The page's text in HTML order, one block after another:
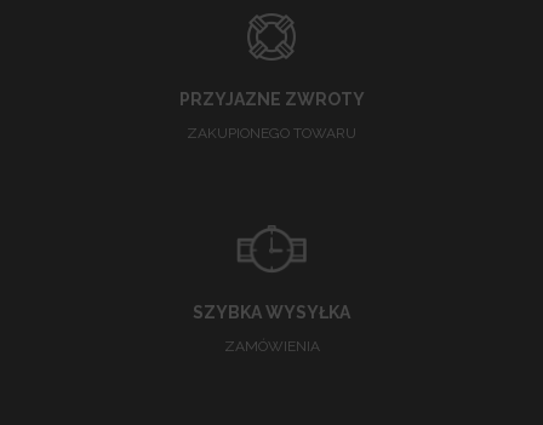
PRZYJAZNE ZWROTY
ZAKUPIONEGO TOWARU
SZYBKA WYSYŁKA
ZAMÓWIENIA